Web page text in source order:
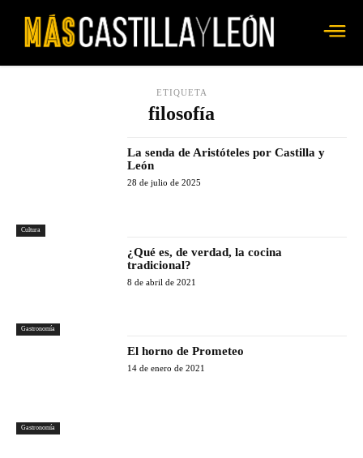
ETIQUETA
filosofía
Cultura
La senda de Aristóteles por Castilla y
León
28 de julio de 2025
Gastronomía
¿Qué es, de verdad, la cocina
tradicional?
8 de abril de 2021
Gastronomía
El horno de Prometeo
14 de enero de 2021